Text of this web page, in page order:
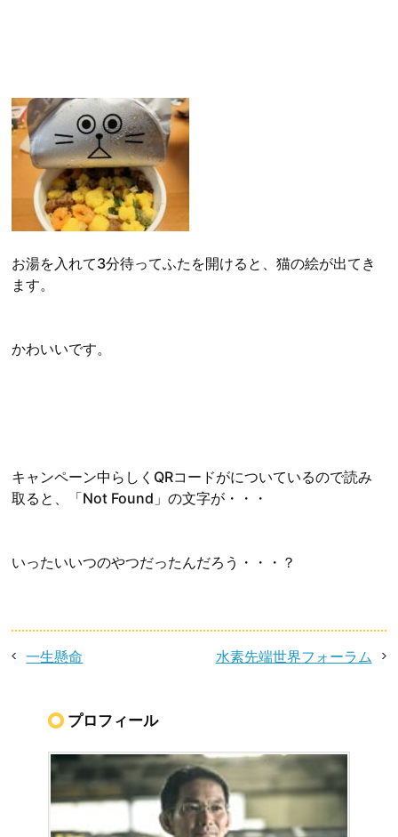
お湯を入れて3分待ってふたを開けると、猫の絵が出てき
ます。
かわいいです。
キャンペーン中らしくQRコードがについているので読み
取ると、「Not Found」の文字が・・・
いったいいつのやつだったんだろう・・・？
一生懸命 水素先端世界フォーラム
プロフィール